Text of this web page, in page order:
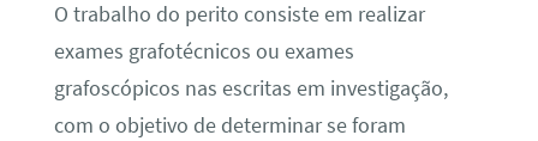
O trabalho do perito consiste em realizar
exames grafotécnicos ou exames
grafoscópicos nas escritas em investigação,
com o objetivo de determinar se foram